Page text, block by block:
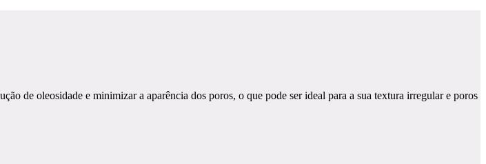
de oleosidade e minimizar a aparência dos poros, o que pode ser ideal para a sua textura irregular e poros